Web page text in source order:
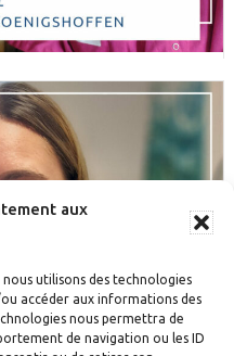
aux
utilisons des technologies
accéder aux informations des
nous permettra de
de navigation ou les ID